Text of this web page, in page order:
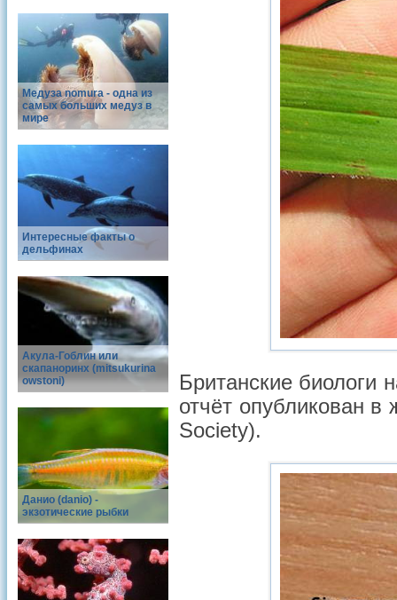
Медуза nomura - одна из
самых больших медуз в
мире
Интересные факты о
дельфинах
Акула-Гоблин или
скапаноринх (mitsukurina
owstoni)
Данио (danio) -
экзотические рыбки
Британские
отчёт опубликован в
Society).